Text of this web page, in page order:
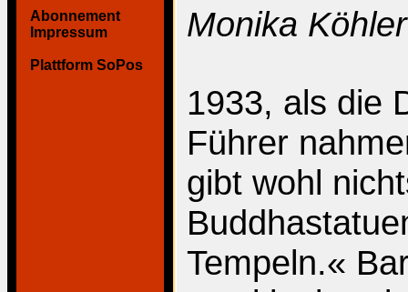
Abonnement
Impressum
Plattform SoPos
Monika Köhler
1933, als die
Führer
gibt wohl
Tempeln.«